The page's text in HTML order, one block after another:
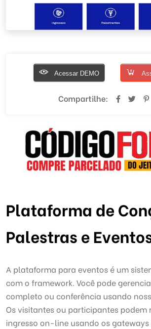
Acessar DEMO
Compartilhe:
Plataforma de
Palestras e
A plataforma para eventos é um
com o framework. Você pode
completo ou conferência usando
Os visitantes ou participantes podem
ingresso on-line usando os